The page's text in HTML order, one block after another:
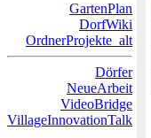
GartenPlan
DorfWiki
OrdnerProjekte_alt
Dörfer
NeueArbeit
VideoBridge
VillageInnovationTalk